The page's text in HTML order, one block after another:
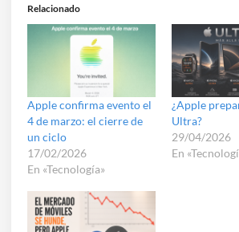
Relacionado
Apple confirma evento el
4 de marzo: el cierre de
un ciclo
17/02/2026
En «Tecnología»
¿Apple
Ultra?
29/04/2026
En